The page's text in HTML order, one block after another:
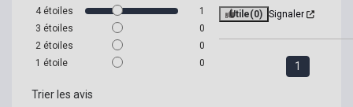
4 étoiles
1
3 étoiles
0
2 étoiles
0
1 étoile 0
Trier les avis
Utile(0) Signaler
1